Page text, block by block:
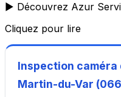
▶️ Découvrez Azur
Cliquez pour lire
Inspection caméra
Martin-du-Var